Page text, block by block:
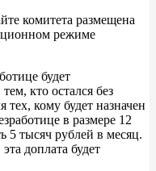
комитета размещена
режиме
будет
кто остался без
тех, кому будет назначен
в размере 12
5 тысяч рублей в месяц.
доплата будет